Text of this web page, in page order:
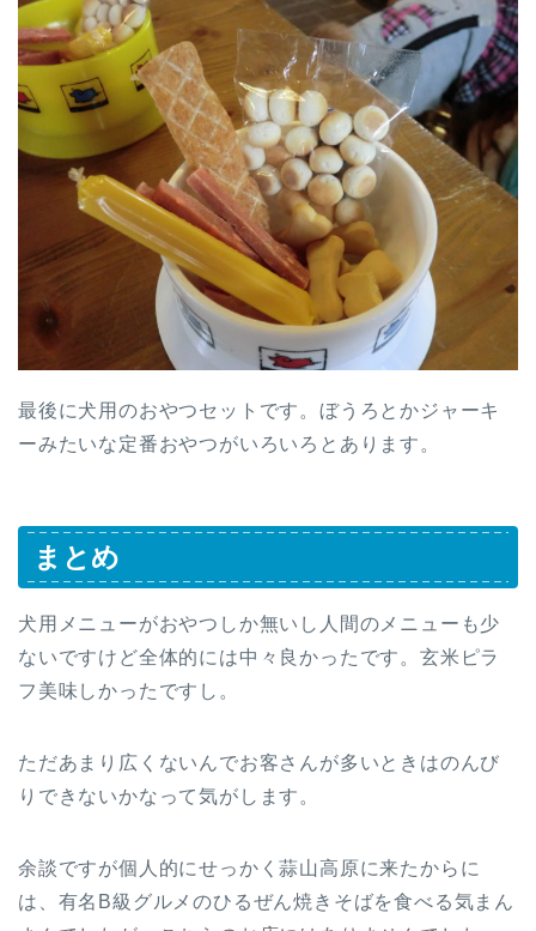
最後に犬用のおやつセットです。ぼうろとかジャーキ
ーみたいな定番おやつがいろいろとあります。
まとめ
犬用メニューがおやつしか無いし人間のメニューも少
ないですけど全体的には中々良かったです。玄米ピラ
フ美味しかったですし。
ただあまり広くないんでお客さんが多いときはのんび
りできないかなって気がします。
余談ですが個人的にせっかく蒜山高原に来たからに
は、有名B級グルメのひるぜん焼きそばを食べる気まん